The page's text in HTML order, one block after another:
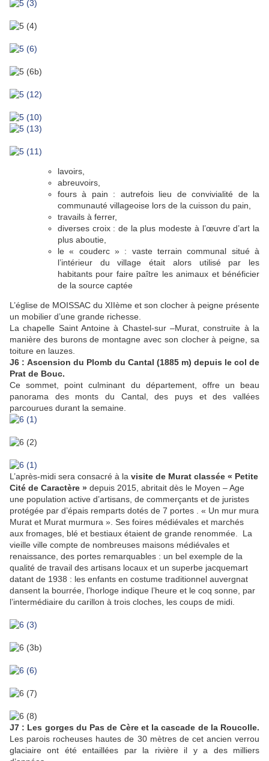
lavoirs,
abreuvoirs,
fours à pain : autrefois lieu de convivialité de la
communauté villageoise lors de la cuisson du pain,
travails à ferrer,
diverses croix : de la plus modeste à l’œuvre d’art la
plus aboutie,
le « couderc » : vaste terrain communal situé à
l’intérieur du village était alors utilisé par les
habitants pour faire paître les animaux et bénéficier
de la source captée
L’église de MOISSAC du XIIème et son clocher à peigne présente
un mobilier d’une grande richesse.
La chapelle Saint Antoine à Chastel-sur –Murat, construite à la
manière des burons de montagne avec son clocher à peigne, sa
toiture en lauzes.
J6 : Ascension du Plomb du Cantal (1885 m) depuis le col de
Prat de Bouc.
Ce sommet, point culminant du département, offre un beau
panorama des monts du Cantal, des puys et des vallées
parcourues durant la semaine.
L’après-midi sera consacré à la visite de Murat classée « Petite
Cité de Caractère » depuis 2015, abritait dès le Moyen – Age
une population active d’artisans, de commerçants et de juristes
protégée par d’épais remparts dotés de 7 portes . « Un mur mura
Murat et Murat murmura ». Ses foires médiévales et marchés
aux fromages, blé et bestiaux étaient de grande renommée. La
vieille ville compte de nombreuses maisons médiévales et
renaissance, des portes remarquables : un bel exemple de la
qualité de travail des artisans locaux et un superbe jacquemart
datant de 1938 : les enfants en costume traditionnel auvergnat
dansent la bourrée, l’horloge indique l’heure et le coq sonne, par
l’intermédiaire du carillon à trois cloches, les coups de midi.
J7 : Les gorges du Pas de Cère et la cascade de la Roucolle.
Les parois rocheuses hautes de 30 mètres de cet ancien verrou
glaciaire ont été entaillées par la rivière il y a des milliers